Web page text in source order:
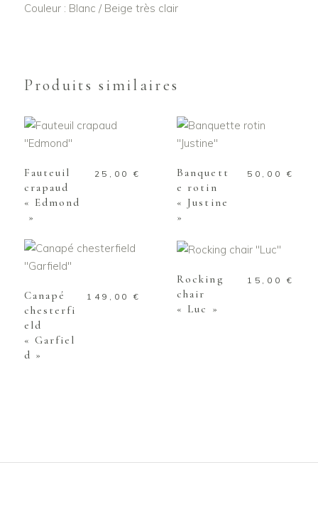
Couleur : Blanc / Beige très clair
Produits similaires
AJOUTER AU
PANIER
Fauteuil
crapaud
« Edmond
»
25,00€
AJOUTER AU
PANIER
Banquett
e rotin
« Justine
»
50,00 €
AJOUTER AU
PANIER
Canapé
chesterfi
eld
« Garfiel
d »
149,00€
PANIER
Rocking
chair
« Luc »
15,00 €